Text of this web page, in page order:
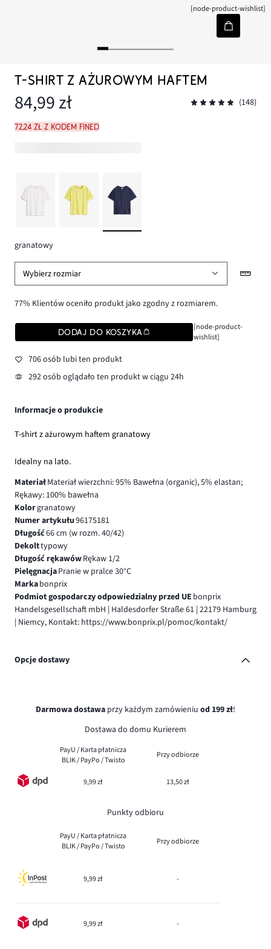
[node-product-wishlist]
T-SHIRT Z AŻUROWYM HAFTEM
84,99 zł (148)
72,24 zł z kodem FINED
granatowy
Wybierz rozmiar
77% Klientów oceniło produkt jako zgodny z rozmiarem.
DODAJ DO KOSZYKA
[node-product-
wishlist]
706 osób lubi ten produkt
292 osób oglądało ten produkt w ciągu 24h
Informacje o produkcie
T-shirt z ażurowym haftem granatowy
Idealny na lato.
MateriałMateriał wierzchni: 95% Bawełna (organic), 5% elastan;
Rękawy: 100% bawełna
Kolorgranatowy
Numer artykułu96175181
Długość66 cm (w rozm. 40/42)
Dekolttypowy
Długość rękawówRękaw 1/2
PielęgnacjaPranie w pralce 30°C
Markabonprix
Podmiot gospodarczy odpowiedzialny przed UE bonprix
Handelsgesellschaft mbH | Haldesdorfer Straße 61 | 22179 Hamburg
| Niemcy, Kontakt: https://www.bonprix.pl/pomoc/kontakt/
Opcje dostawy
Darmowa dostawa przy każdym zamówieniu od 199 zł!
Dostawa do domu Kurierem
PayU / Karta płatnicza
BLIK / PayPo / Twisto
Przy odbiorze
9,99 zł 13,50 zł
Punkty odbioru
PayU / Karta płatnicza
BLIK / PayPo / Twisto
Przy odbiorze
9,99 zł -
9,99 zł -